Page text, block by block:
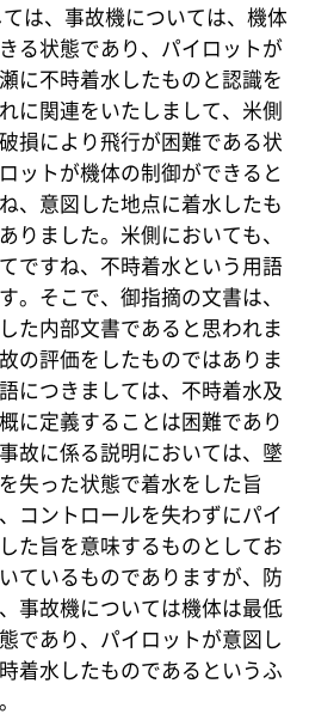
は、事故機については、機体
る状態であり、パイロットが
に不時着水したものと認識を
に関連をいたしまして、米側
損により飛行が困難である状
ットが機体の制御ができると
、意図した地点に着水したも
りました。米側においても、
ですね、不時着水という用語
。そこで、御指摘の文書は、
た内部文書であると思われま
の評価をしたものではありま
につきましては、不時着水及
に定義することは困難であり
故に係る説明においては、墜
失った状態で着水をした旨
コントロールを失わずにパイ
た旨を意味するものとしてお
ているものでありますが、防
事故機については機体は最低
であり、パイロットが意図し
着水したものであるというふ